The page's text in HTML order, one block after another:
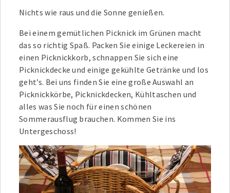
Nichts wie raus und die Sonne genießen.
Bei einem gemütlichen Picknick im Grünen macht
das so richtig Spaß. Packen Sie einige Leckereien in
einen Picknickkorb, schnappen Sie sich eine
Picknickdecke und einige gekühlte Getränke und los
geht’s. Bei uns finden Sie eine große Auswahl an
Picknickkörbe, Picknickdecken, Kühltaschen und
alles was Sie noch für einen schönen
Sommerausflug brauchen. Kommen Sie ins
Untergeschoss!